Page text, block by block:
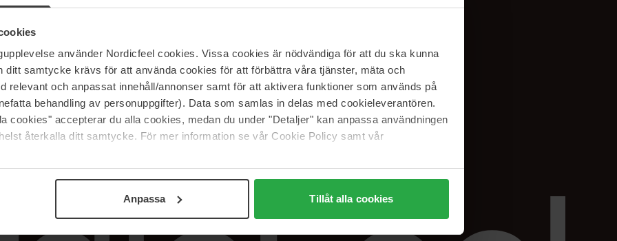
använder Nordicfeel cookies. Vissa cookies är nödvändiga för att du ska kunna
ditt samtycke krävs för att använda cookies för att förbättra våra tjänster, mäta och
relevant och anpassat innehåll/annonser samt för att aktivera funktioner som används på
behandling av personuppgifter). Data som samlas in delas med cookieleverantören.
cookies" accepterar du alla cookies, medan du under "Detaljer" kan anpassa användningen
återkalla ditt samtycke. För mer information se vår Cookie Policy samt vår
Anpassa Tillåt alla cookies
NordicFeel
Vår butik
Våra varumärken
Jobba hos oss
Samarbeta med oss
The Beauty Edit
Hjälp
FAQ
Spåra min beställning
Returer &
reklamationer
Följ oss
Facebook
Instagram
Linkedin